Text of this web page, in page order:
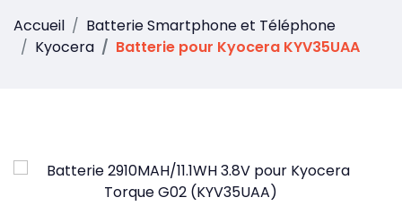
Accueil
Batterie Smartphone et Téléphone
Kyocera
Batterie pour Kyocera KYV35UAA